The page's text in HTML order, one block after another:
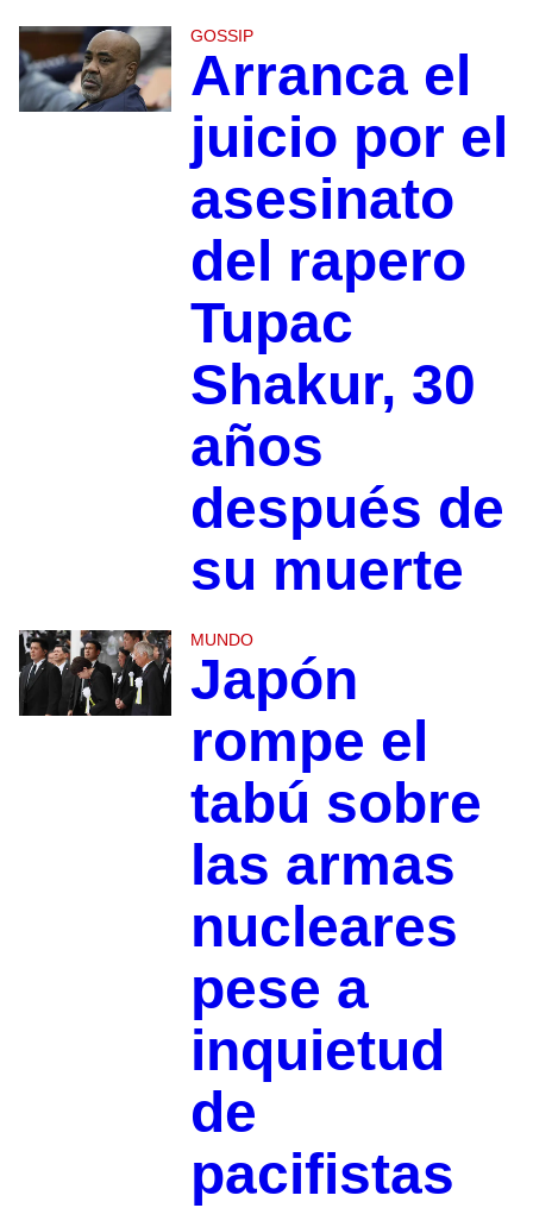
GOSSIP
Arranca el
juicio por el
asesinato
del rapero
Tupac
Shakur, 30
años
después de
su muerte
MUNDO
Japón
rompe el
tabú sobre
las armas
nucleares
pese a
inquietud
de
pacifistas